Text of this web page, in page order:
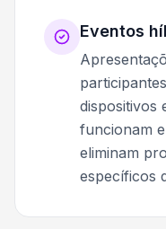
Eventos
dispositivos
funcionam
eliminam
específicos